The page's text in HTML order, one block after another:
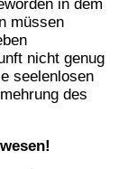
müssen
nicht genug
seelenlosen
des